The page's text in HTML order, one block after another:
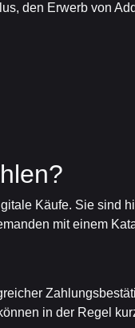
den Erwerb von
Käufe. Sie sind
mit einem
in der Regel